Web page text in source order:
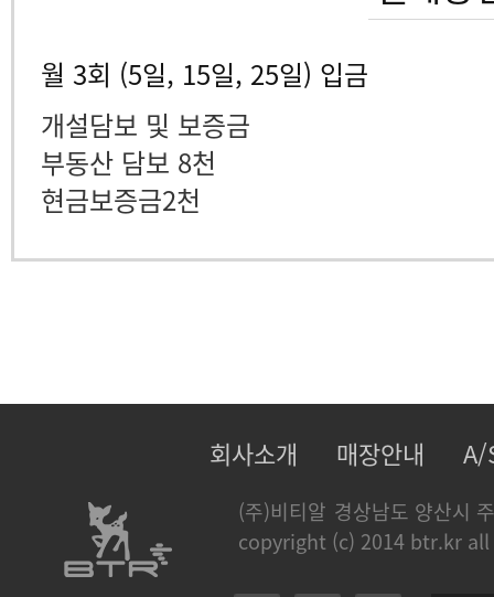
월 3회 (5일, 15일, 25일) 입금
개설담보 및 보증금
부동산 담보 8천
현금보증금2천
회사소개 매장안내 A/
(주)비티알 경상남도 양산시
copyright (c) 2014 btr.kr